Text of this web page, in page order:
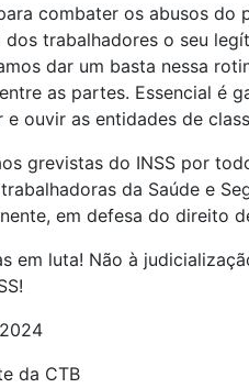
combater os abusos
trabalhadores o seu
dar um basta nessa
as partes. Essencial é
ouvir as entidades de
grevistas do INSS por
da Saúde e
em defesa do direito
em luta! Não à
da CTB